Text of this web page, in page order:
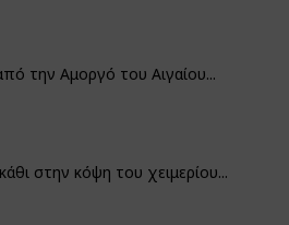
την Αμοργό του Αιγαίου...
στην κόψη του χειμερίου...